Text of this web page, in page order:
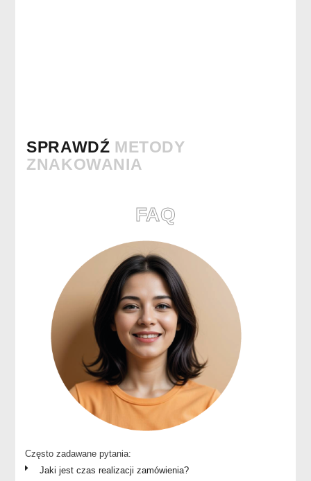
SPRAWDŹ METODY
ZNAKOWANIA
FAQ
Często zadawane pytania:
Jaki jest czas realizacji zamówienia?